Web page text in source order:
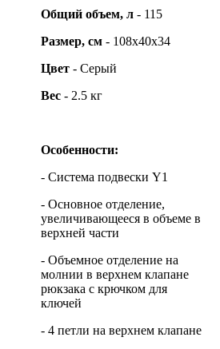
Общий объем, л - 115
Размер, см - 108x40x34
Цвет - Серый
Вес - 2.5 кг
Особенности:
- Система подвески Y1
- Основное отделение,
увеличивающееся в объеме в
верхней части
- Объемное отделение на
молнии в верхнем клапане
рюкзака с крючком для
ключей
- 4 петли на верхнем клапане